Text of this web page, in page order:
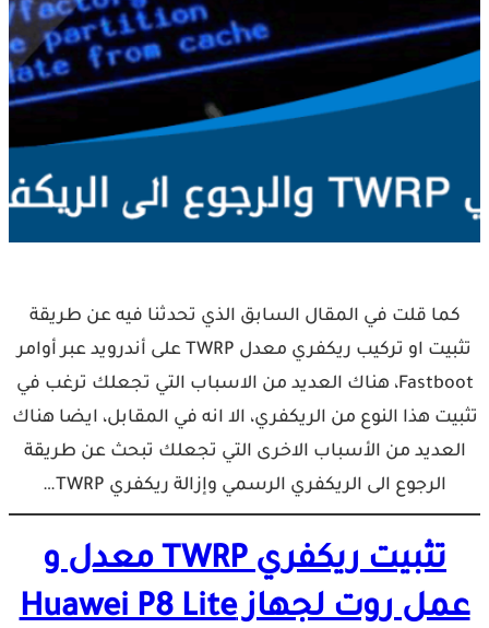
كما قلت في المقال السابق الذي تحدثنا فيه عن طريقة
تثبيت او تركيب ريكفري معدل TWRP على أندرويد عبر أوامر
Fastboot، هناك العديد من الاسباب التي تجعلك ترغب في
تثبيت هذا النوع من الريكفري، الا انه في المقابل، ايضا هناك
العديد من الأسباب الاخرى التي تجعلك تبحث عن طريقة
الرجوع الى الريكفري الرسمي وإزالة ريكفري TWRP…
تثبيت ريكفري TWRP معدل و
عمل روت لجهاز Huawei P8 Lite